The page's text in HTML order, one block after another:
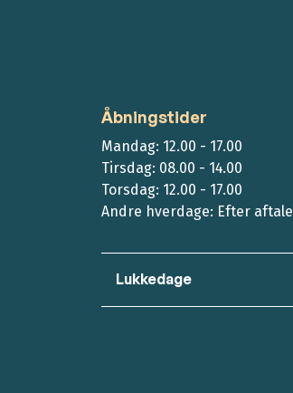
Åbningstider
Mandag: 12.00 - 17.00
Tirsdag: 08.00 - 14.00
Torsdag: 12.00 - 17.00
Andre hverdage: Efter aftale
Lukkedage